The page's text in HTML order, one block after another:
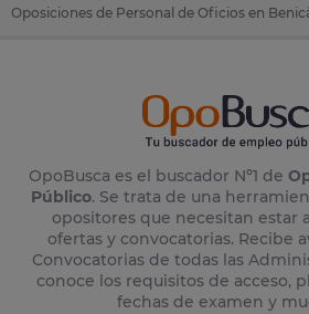
OpoBusca es el buscador Nº1 de
Público. Se trata de una
opositores que necesitan estar
ofertas y convocatorias. Recibe
Convocatorias de todas las
conoce los requisitos de acceso,
fechas de examen y